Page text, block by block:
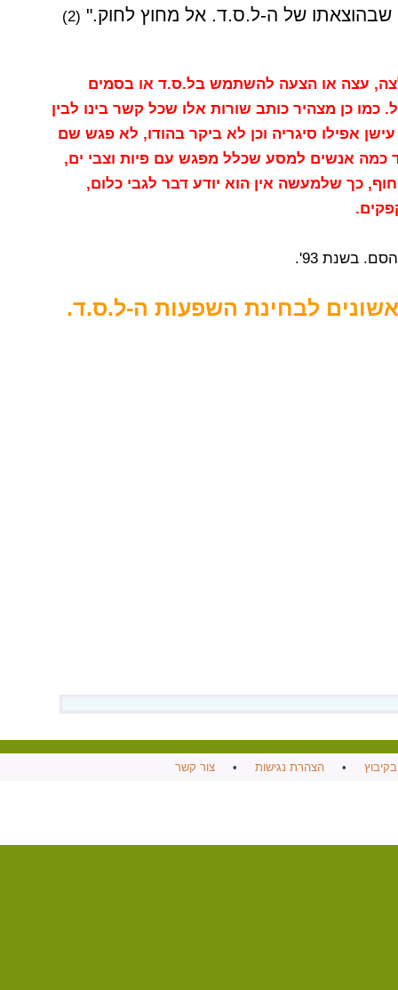
שבהוצאתו של ה-ל.ס.ד. אל מחוץ לחוק." (2)
עצה או הצעה להשתמש בל.ס.ד או בסמים
כמו כן מצהיר כותב שורות אלו שכל קשר בינו לבין
אפילו סיגריה וכן לא ביקר בהודו, לא פגש שם
כמה אנשים למסע שכלל מפגש עם פיות וצבי ים,
כך שלמעשה אין הוא יודע דבר לגבי כלום,
לבחינת השפעות ה-ל.ס.ד.
•הצהרת נגישות •צור קשר